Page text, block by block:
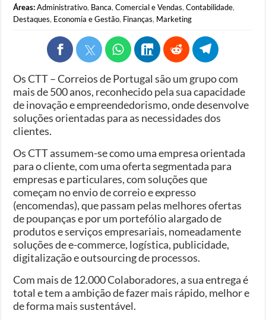
Áreas: Administrativo, Banca,Comercial e Vendas,Contabilidade,
Destaques, Economia e Gestão, Finanças, Marketing
Os CTT – Correios de Portugal são um grupo com
mais de 500 anos, reconhecido pela sua capacidade
de inovação e empreendedorismo, onde desenvolve
soluções orientadas para as necessidades dos
clientes.
Os CTT assumem-se como uma empresa orientada
para o cliente, com uma oferta segmentada para
empresas e particulares, com soluções que
começam no envio de correio e expresso
(encomendas), que passam pelas melhores ofertas
de poupanças e por um portefólio alargado de
produtos e serviços empresariais, nomeadamente
soluções de e-commerce, logística, publicidade,
digitalização e outsourcing de processos.
Com mais de 12.000 Colaboradores, a sua entrega é
total e tem a ambição de fazer mais rápido, melhor e
de forma mais sustentável.